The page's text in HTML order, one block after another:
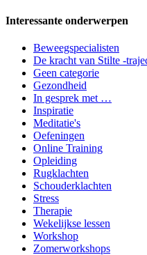
Interessante onderwerpen
Beweegspecialisten
De kracht van Stilte -
Geen categorie
Gezondheid
In gesprek met …
Inspiratie
Meditatie's
Oefeningen
Online Training
Opleiding
Rugklachten
Schouderklachten
Stress
Therapie
Wekelijkse lessen
Workshop
Zomerworkshops